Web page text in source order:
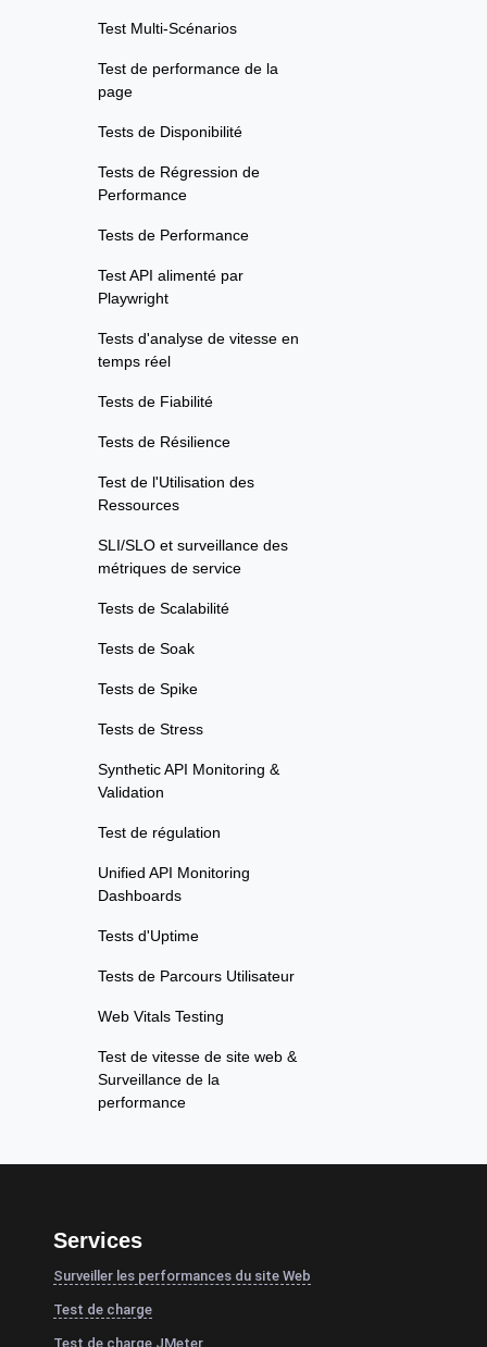
Test Multi-Scénarios
Test de performance de la
page
Tests de Disponibilité
Tests de Régression de
Performance
Tests de Performance
Test API alimenté par
Playwright
Tests d'analyse de vitesse en
temps réel
Tests de Fiabilité
Tests de Résilience
Test de l'Utilisation des
Ressources
SLI/SLO et surveillance des
métriques de service
Tests de Scalabilité
Tests de Soak
Tests de Spike
Tests de Stress
Synthetic API Monitoring &
Validation
Test de régulation
Unified API Monitoring
Dashboards
Tests d'Uptime
Tests de Parcours Utilisateur
Web Vitals Testing
Test de vitesse de site web &
Surveillance de la
performance
Services
Surveiller les performances du site Web
Test de charge
Test de charge JMeter